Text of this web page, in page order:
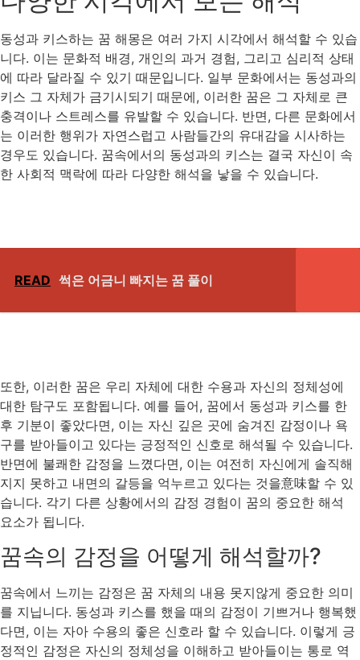
동성과 키스하는 꿈 해몽은 여러 가지 시각에서 해석할 수 있습
니다. 이는 문화적 배경, 개인의 과거 경험, 그리고 심리적 상태
에 따라 달라질 수 있기 때문입니다. 일부 문화에서는 동성과의
키스 그 자체가 금기시되기 때문에, 이러한 꿈은 그 자체로 큰
충격이나 스트레스를 유발할 수 있습니다. 반면, 다른 문화에서
는 이러한 행위가 자연스럽고 사람들간의 유대감을 시사하는
경우도 있습니다. 꿈속에서의 동성과의 키스는 결국 자신이 속
한 사회적 맥락에 따라 다양한 해석을 낳을 수 있습니다.
READ 썩은 어금니 빠지는 꿈 풀이
또한, 이러한 꿈은 우리 자체에 대한 수용과 자신의 정체성에
대한 탐구도 포함됩니다. 예를 들어, 꿈에서 동성과 키스를 한
후 기분이 좋았다면, 이는 자신 깊은 곳에 숨겨진 감정이나 욕
구를 받아들이고 있다는 긍정적인 신호로 해석될 수 있습니다.
반면에 불쾌한 감정을 느꼈다면, 이는 여전히 자신에게 솔직해
지지 못하고 내면의 갈등을 억누르고 있다는 것을意味할 수 있
습니다. 각기 다른 상황에서의 감정 경험이 꿈의 중요한 해석
요소가 됩니다.
꿈속의 감정을 어떻게 해석할까?
꿈속에서 느끼는 감정은 꿈 자체의 내용 못지않게 중요한 의미
를 지닙니다. 동성과 키스를 했을 때의 감정이 기쁘거나 행복했
다면, 이는 자아 수용의 좋은 신호라 할 수 있습니다. 이렇게 긍
정적인 감정은 자신의 정체성을 이해하고 받아들이는 통로 역